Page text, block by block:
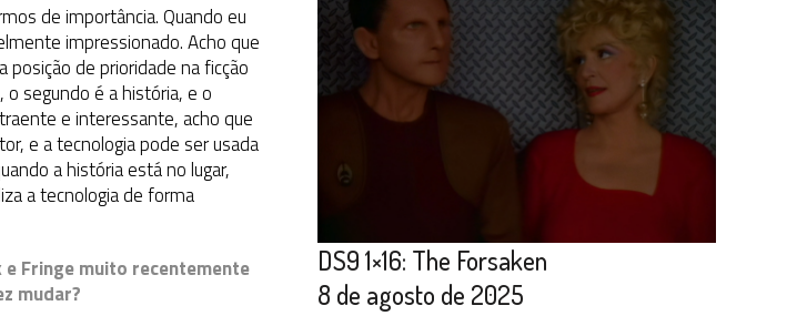
de importância. Quando eu
impressionado. Acho que
de prioridade na ficção
segundo é a história, e o
e interessante, acho que
e a tecnologia pode ser usada
a história está no lugar,
a tecnologia de forma
Fringe muito recentemente
mudar?
DS9 1×16: The Forsaken
8 de agosto de 2025